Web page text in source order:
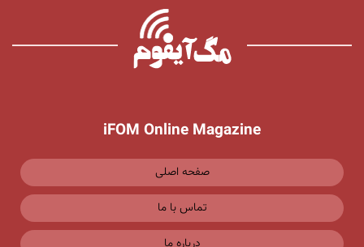
iFOM Online Magazine
صفحه اصلی
تماس با ما